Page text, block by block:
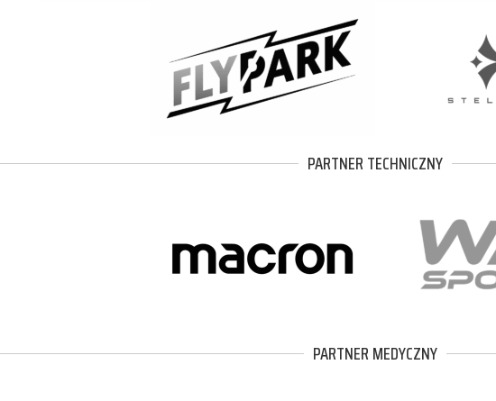
PARTNER TECHNICZNY
PARTNER MEDYCZNY